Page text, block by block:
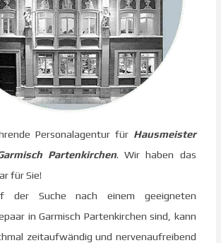
Personalagentur für Hausmeister
Partenkirchen. Wir haben das
für Sie!
der Suche nach einem geeigneten
in Garmisch Partenkirchen sind, kann
zeitaufwändig und nervenaufreibend